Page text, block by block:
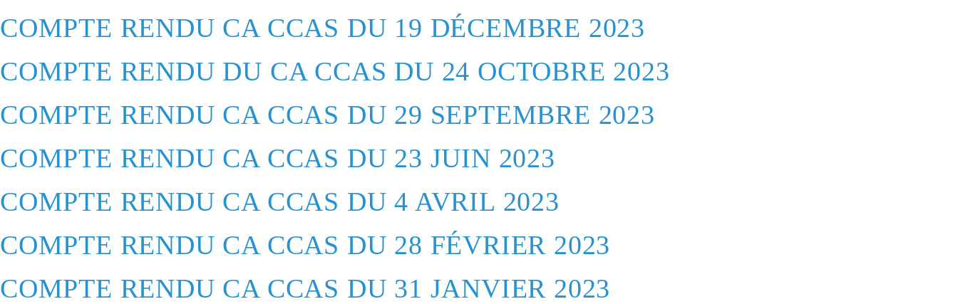
COMPTE RENDU CA CCAS DU 19 DÉCEMBRE 2023
COMPTE RENDU DU CA CCAS DU 24 OCTOBRE 2023
COMPTE RENDU CA CCAS DU 29 SEPTEMBRE 2023
COMPTE RENDU CA CCAS DU 23 JUIN 2023
COMPTE RENDU CA CCAS DU 4 AVRIL 2023
COMPTE RENDU CA CCAS DU 28 FÉVRIER 2023
COMPTE RENDU CA CCAS DU 31 JANVIER 2023